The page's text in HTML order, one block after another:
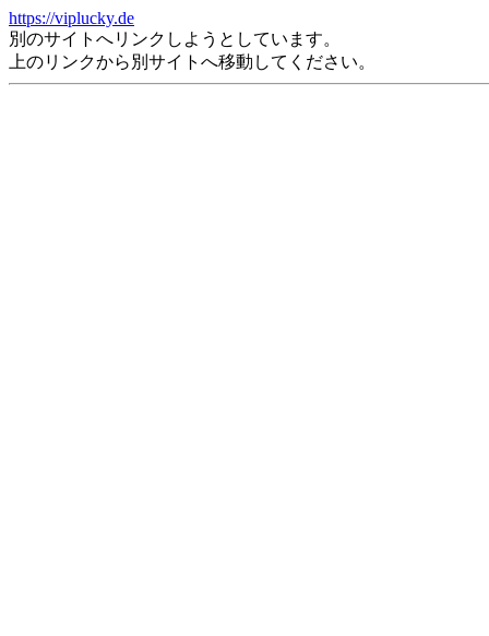
https://viplucky.de
別のサイトへリンクしようとしています。
上のリンクから別サイトへ移動してください。